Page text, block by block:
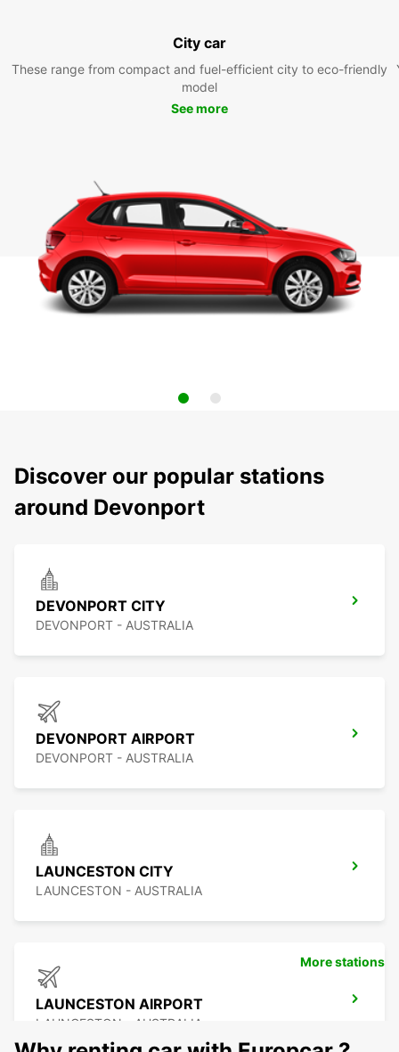
City car
These range from compact and fuel-efficient city to eco-friendly
model
See more
Discover our popular stations
around Devonport
DEVONPORT CITY
DEVONPORT - AUSTRALIA
DEVONPORT AIRPORT
DEVONPORT - AUSTRALIA
LAUNCESTON CITY
LAUNCESTON - AUSTRALIA
LAUNCESTON AIRPORT
LAUNCESTON - AUSTRALIA
More stations